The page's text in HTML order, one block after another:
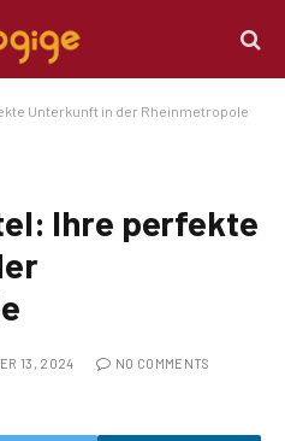
Unterkunft in der Rheinmetropole
Ihre perfekte
13, 2024 NO COMMENTS